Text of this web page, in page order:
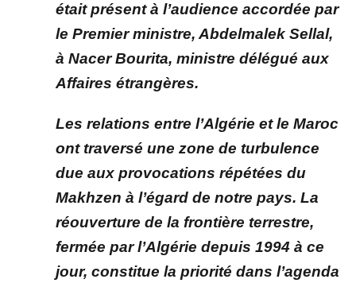
était présent à l’audience accordée par
le Premier ministre, Abdelmalek Sellal,
à Nacer Bourita, ministre délégué aux
Affaires étrangères.
Les relations entre l’Algérie et le Maroc
ont traversé une zone de turbulence
due aux provocations répétées du
Makhzen à l’égard de notre pays. La
réouverture de la frontière terrestre,
fermée par l’Algérie depuis 1994 à ce
jour, constitue la priorité dans l’agenda